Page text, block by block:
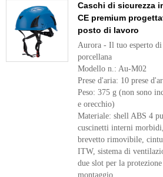
Caschi di sicurezza
CE premium
posto di lavoro
Aurora - Il tuo esperto di
porcellana
Modello n.: Au-M02
Prese d'aria: 10 prese
Peso: 375 g (non sono
e orecchio)
Materiale: shell ABS 4
cuscinetti interni
brevetto rimovibile,
ITW, sistema di
due slot per la
montaggio.